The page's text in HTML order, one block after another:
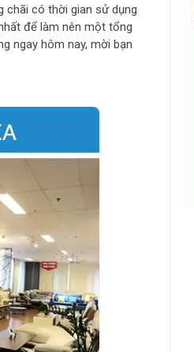
chãi có thời gian sử dụng
để làm nên một tổng
ngay hôm nay, mời bạn